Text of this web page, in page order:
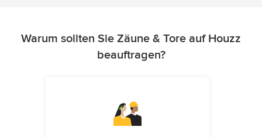
Warum sollten Sie Zäune & Tore auf Houzz
beauftragen?